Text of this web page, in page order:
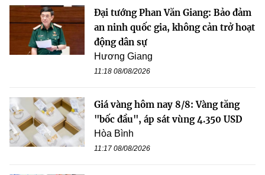
Đại tướng Phan Văn Giang: Bảo đảm
an ninh quốc gia, không cản trở hoạt
động dân sự
Hương Giang
11:18 08/08/2026
Giá vàng hôm nay 8/8: Vàng tăng
"bốc đầu", áp sát vùng 4.350 USD
Hòa Bình
11:17 08/08/2026